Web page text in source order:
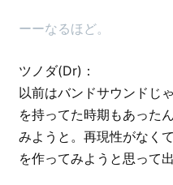
ーーなるほど。
ツノダ(Dr)：
以前はバンドサウンドじ
を持ってた時期もあった
みようと。再現性がなく
を作ってみようと思って